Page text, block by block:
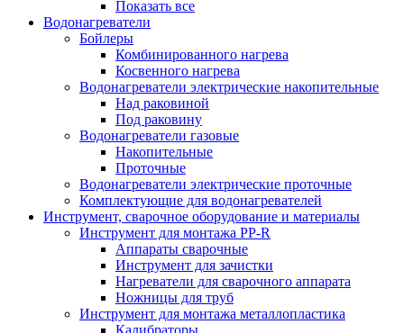
Показать все
Водонагреватели
Бойлеры
Комбинированного нагрева
Косвенного нагрева
Водонагреватели электрические накопительные
Над раковиной
Под раковину
Водонагреватели газовые
Накопительные
Проточные
Водонагреватели электрические проточные
Комплектующие для водонагревателей
Инструмент, сварочное оборудование и материалы
Инструмент для монтажа PP-R
Аппараты сварочные
Инструмент для зачистки
Нагреватели для сварочного аппарата
Ножницы для труб
Инструмент для монтажа металлопластика
Калибраторы